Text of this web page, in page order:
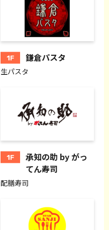
鎌倉パスタ
生パスタ
承知の助 by がっ
てん寿司
配膳寿司